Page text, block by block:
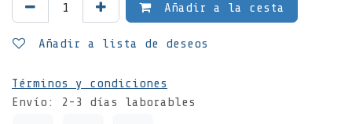
Añadir a la cesta
Añadir a lista de deseos
Términos y condiciones
Envío: 2-3 días laborables